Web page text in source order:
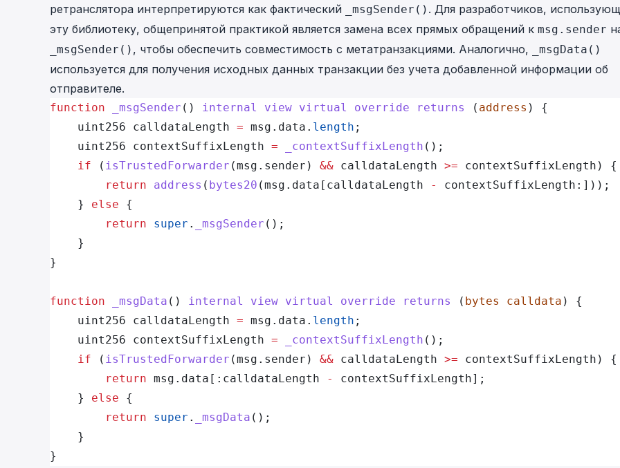
ретранслятора интерпретируются как фактический
_msgSender() . Для разработчиков,
эту библиотеку, общепринятой практикой является замена всех прямых обращений к msg.sender
_msgSender() , чтобы обеспечить совместимость с метатранзакциями. Аналогично, _msgData()
используется для получения исходных данных транзакции без учета добавленной информации об
отправителе.
function _msgSender () internal view virtual override returns ( address ) {
    uint256 calldataLength
= msg.data. length ;
    uint256 contextSuffixLength
= _contextSuffixLength ();
    if
( isTrustedForwarder (msg.sender) && calldataLength >= contextSuffixLength) {
        return
address ( bytes20 (msg.data[calldataLength -
contextSuffixLength:]));
    }
else {
        return
super . _msgSender ();
    }
}
function _msgData () internal view virtual override returns ( bytes calldata ) {
    uint256 calldataLength
= msg.data. length ;
    uint256 contextSuffixLength
= _contextSuffixLength ();
    if
( isTrustedForwarder (msg.sender) && calldataLength >= contextSuffixLength) {
        return
msg.data[:calldataLength -
contextSuffixLength];
    }
else {
        return
super . _msgData ();
    }
}